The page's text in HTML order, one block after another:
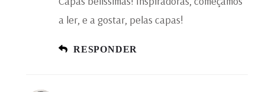
a ler, e a gostar, pelas capas!
RESPONDER